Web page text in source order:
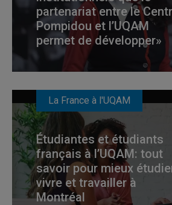
partenariat entre le
Pompidou et l’UQAM
permet de développer»
La France à l'UQAM
Étudiantes et étudiants
français à l’UQAM: tout
savoir pour mieux
vivre et travailler à
Montréal